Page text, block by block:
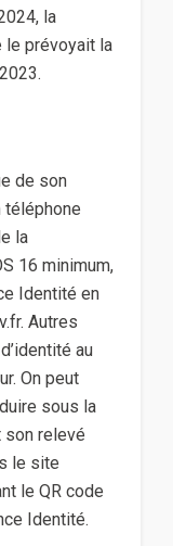
la
le prévoyait la
de son
téléphone
la
16 minimum,
Identité en
Autres
au
On peut
sous la
son relevé
le site
le QR code
Identité.